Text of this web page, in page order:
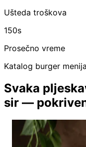
Ušteda troškova
150s
Prosečno vreme
Katalog burger menija
Svaka
sir —